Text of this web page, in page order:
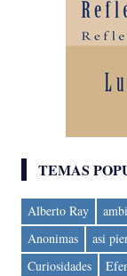
TEMAS
Alberto Ray
Anonimas
asi
Curiosidades